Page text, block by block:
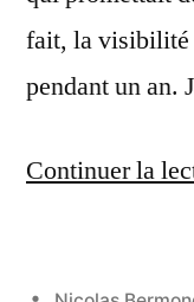
fait, la visibilité
pendant un an.
Continuer la